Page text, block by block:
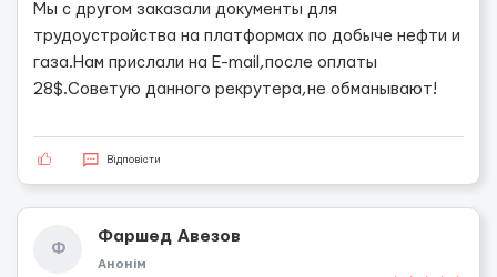
Мы с другом заказали документы для
трудоустройства на платформах по добыче нефти и
газа.Нам прислали на E-mail,после оплаты
28$.Советую данного рекрутера,не обманывают!
Відповісти
Ф
Фаршед Авезов
Анонім